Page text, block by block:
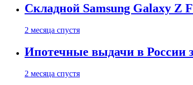
Складной Samsung Galaxy Z
2 месяца спустя
Ипотечные выдачи в России
2 месяца спустя